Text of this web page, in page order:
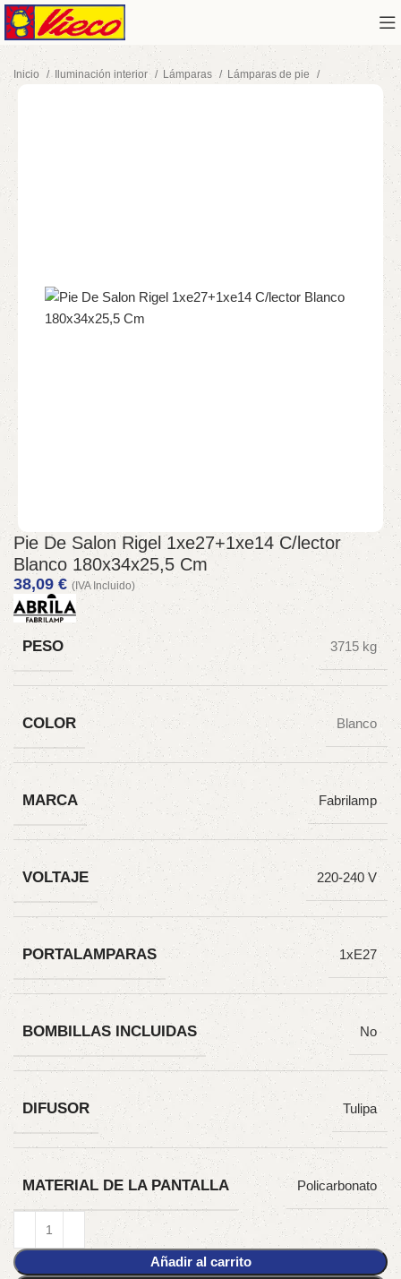
Inicio Iluminación interior Lámparas Lámparas de pie
Pie De Salon Rigel 1xe27+1xe14 C/lector
Blanco 180x34x25,5 Cm
38,09€ (IVA Incluido)
PESO 3715 kg
COLOR Blanco
MARCA Fabrilamp
VOLTAJE 220-240 V
PORTALAMPARAS 1xE27
BOMBILLAS INCLUIDAS No
DIFUSOR Tulipa
MATERIAL DE LA PANTALLA Policarbonato
Añadir al carrito